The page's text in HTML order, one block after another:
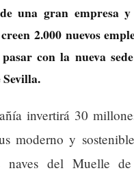
una gran empresa
creen 2.000 nuevos
con la nueva
invertirá 30
moderno y
naves del Muelle